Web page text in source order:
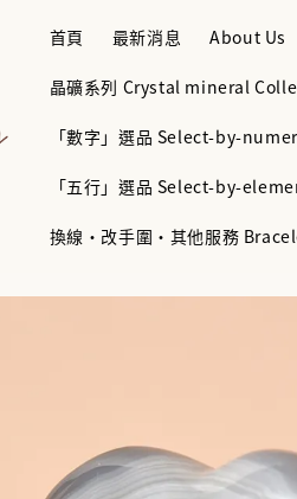
首頁 最新消息 About Us
晶礦系列 Crystal mineral
「數字」選品 Select-by-
「五行」選品 Select-by-
換線・改手圍・其他服務